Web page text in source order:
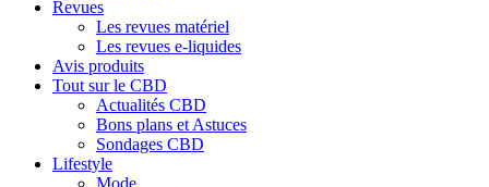
Revues
Les revues matériel
Les revues e-liquides
Avis produits
Tout sur le CBD
Actualités CBD
Bons plans et Astuces
Sondages CBD
Lifestyle
Mode